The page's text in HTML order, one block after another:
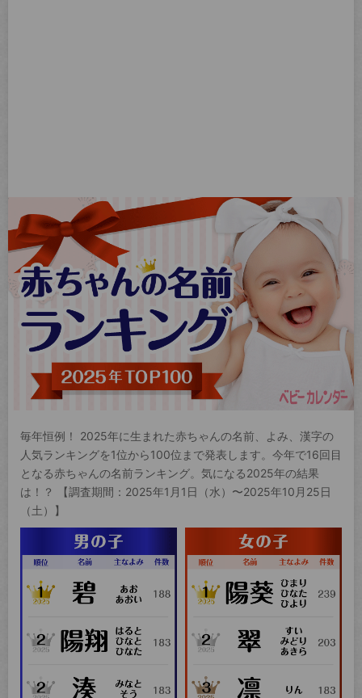
毎年恒例！ 2025年に生まれた赤ちゃんの名前、よみ、漢字の
人気ランキングを1位から100位まで発表します。今年で16回目
となる赤ちゃんの名前ランキング。気になる2025年の結果
は！？ 【調査期間：2025年1月1日（水）〜2025年10月25日
（土）】